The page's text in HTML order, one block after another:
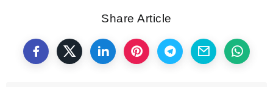
Share Article